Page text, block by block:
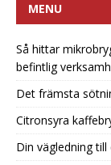
MENU
Så hittar
befintlig
Det främsta
Citronsyra
Din vägledning